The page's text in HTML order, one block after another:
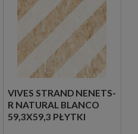
VIVES STRAND NENETS-
R NATURAL BLANCO
59,3X59,3 PŁYTKI